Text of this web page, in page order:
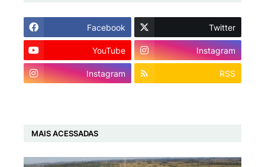
Facebook Twitter
YouTube Instagram
Instagram RSS
MAIS ACESSADAS